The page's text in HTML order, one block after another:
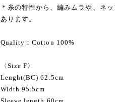
＊糸の特性から、編みムラや、ネ
あります。
Quality：Cotton 100%
〈Size F〉
Lenght(BC) 62.5cm
Width 95.5cm
Sleeve length 60cm